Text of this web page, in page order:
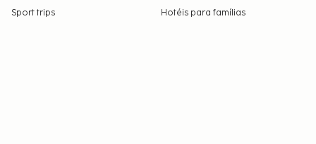
Sport trips Hotéis para famílias